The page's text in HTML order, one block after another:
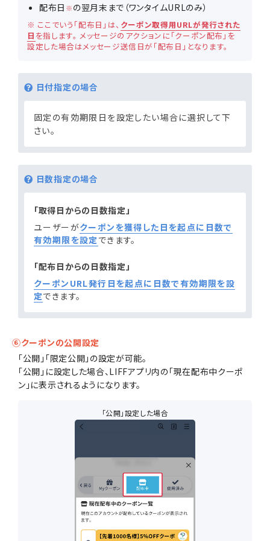
配布日 ※の翌月末まで（ワンタイムURLのみ）
※ ここでいう「配布日」は、 クーポン取得用URLが発行された
日 を指します。 メッセージのアクションに「クーポン配布」を
設定した場合はメッセージ送信日が「配布日」となります。
日付指定の場合
固定の有効期限日を設定したい場合に選択して下
さい。
日数指定の場合
「取得日からの日数指定」
ユーザーがクーポンを獲得した日を起点に日数で
有効期限を設定 できます。
「配布日からの日数指定」
クーポンURL発行日を起点に日数で有効期限を設
定できます。
⑥クーポンの公開設定
「公開」「限定公開」の設定が可能。
「公開」に設定した場合、LIFFアプリ内の「現在配布中クーポ
ン」に表示されるようになります。
「公開」設定した場合